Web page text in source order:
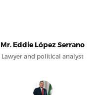
Mr. Eddie López Serrano
Lawyer and political analyst